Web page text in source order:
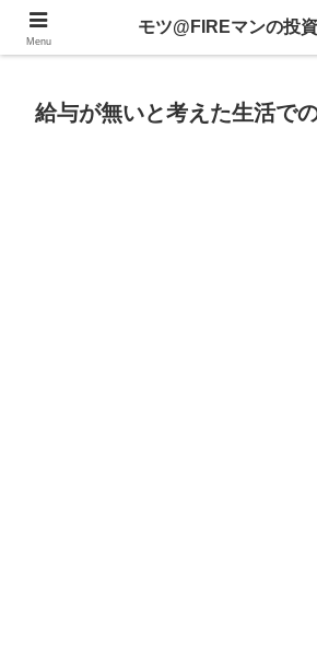
不動産、投資信託、暗号資産、株式、等
給与が無いと考えた生活で
Menu
モツ@FIREマンの投